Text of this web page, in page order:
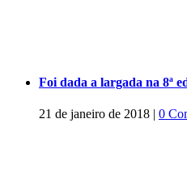
Foi dada a largada na 8ª
21 de janeiro de 2018 | 0